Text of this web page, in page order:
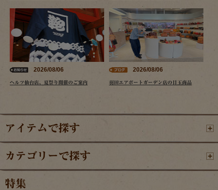
2026/08/06
ヘルツ仙台店、夏祭り開催のご案内
2026/08/06
羽田エアポートガーデン店の目玉商品
アイテムで探す
カテゴリーで探す
特集